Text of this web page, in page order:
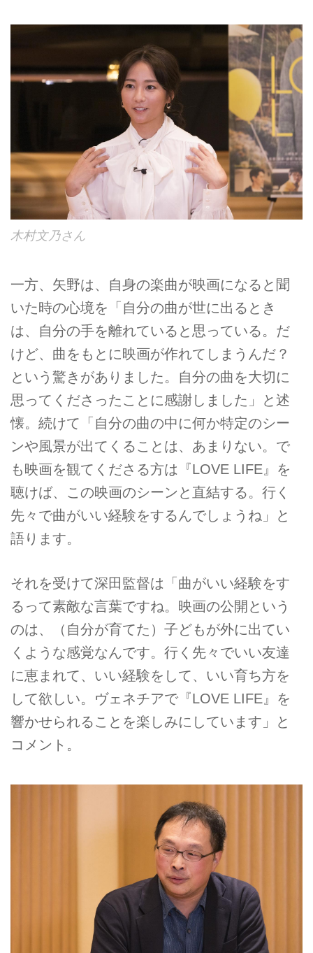
木村文乃さん
一方、矢野は、自身の楽曲が映画になると聞
いた時の心境を「自分の曲が世に出るとき
は、自分の手を離れていると思っている。だ
けど、曲をもとに映画が作れてしまうんだ？
という驚きがありました。自分の曲を大切に
思ってくださったことに感謝しました」と述
懐。続けて「自分の曲の中に何か特定のシー
ンや風景が出てくることは、あまりない。で
も映画を観てくださる方は『LOVE LIFE』を
聴けば、この映画のシーンと直結する。行く
先々で曲がいい経験をするんでしょうね」と
語ります。
それを受けて深田監督は「曲がいい経験をす
るって素敵な言葉ですね。映画の公開という
のは、（自分が育てた）子どもが外に出てい
くような感覚なんです。行く先々でいい友達
に恵まれて、いい経験をして、いい育ち方を
して欲しい。ヴェネチアで『LOVE LIFE』を
響かせられることを楽しみにしています」と
コメント。